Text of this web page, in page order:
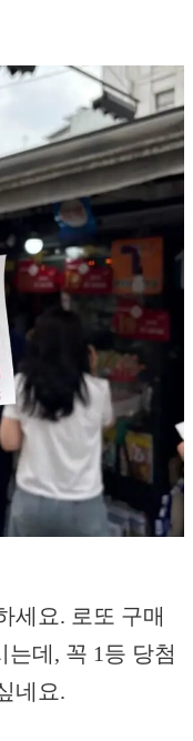
세요. 로또 구매
데, 꼭 1등 당첨
네요.